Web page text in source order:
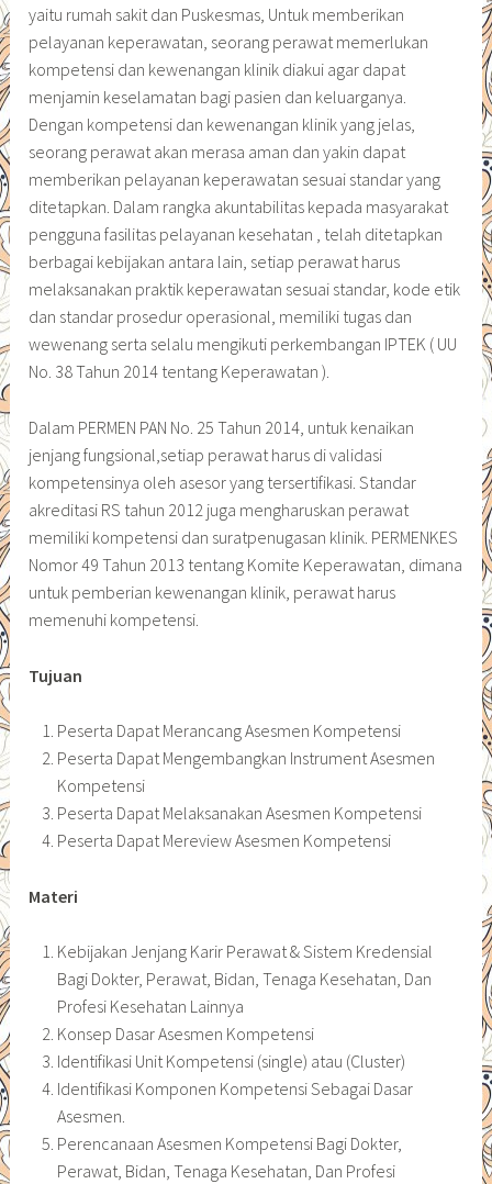
yaitu rumah sakit dan Puskesmas, Untuk memberikan
pelayanan keperawatan, seorang perawat memerlukan
kompetensi dan kewenangan klinik diakui agar dapat
menjamin keselamatan bagi pasien dan keluarganya.
Dengan kompetensi dan kewenangan klinik yang jelas,
seorang perawat akan merasa aman dan yakin dapat
memberikan pelayanan keperawatan sesuai standar yang
ditetapkan. Dalam rangka akuntabilitas kepada masyarakat
pengguna fasilitas pelayanan kesehatan , telah ditetapkan
berbagai kebijakan antara lain, setiap perawat harus
melaksanakan praktik keperawatan sesuai standar, kode etik
dan standar prosedur operasional, memiliki tugas dan
wewenang serta selalu mengikuti perkembangan IPTEK ( UU
No. 38 Tahun 2014 tentang Keperawatan ).
Dalam PERMEN PAN No. 25 Tahun 2014, untuk kenaikan
jenjang fungsional,setiap perawat harus di validasi
kompetensinya oleh asesor yang tersertifikasi. Standar
akreditasi RS tahun 2012 juga mengharuskan perawat
memiliki kompetensi dan suratpenugasan klinik. PERMENKES
Nomor 49 Tahun 2013 tentang Komite Keperawatan, dimana
untuk pemberian kewenangan klinik, perawat harus
memenuhi kompetensi.
Tujuan
Peserta Dapat Merancang Asesmen Kompetensi
Peserta Dapat Mengembangkan Instrument Asesmen
Kompetensi
Peserta Dapat Melaksanakan Asesmen Kompetensi
Peserta Dapat Mereview Asesmen Kompetensi
Materi
Kebijakan Jenjang Karir Perawat & Sistem Kredensial
Bagi Dokter, Perawat, Bidan, Tenaga Kesehatan, Dan
Profesi Kesehatan Lainnya
Konsep Dasar Asesmen Kompetensi
Identifikasi Unit Kompetensi (single) atau (Cluster)
Identifikasi Komponen Kompetensi Sebagai Dasar
Asesmen.
Perencanaan Asesmen Kompetensi Bagi Dokter,
Perawat, Bidan, Tenaga Kesehatan, Dan Profesi